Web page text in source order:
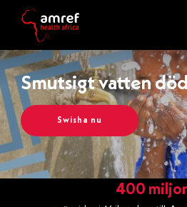
Smutsigt vatten
Swisha nu
400